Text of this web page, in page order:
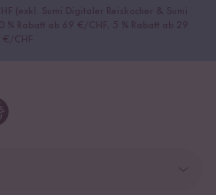
(exkl. Sumi Digitaler Reiskocher & Sumi
% Rabatt ab 69 €/CHF, 5 % Rabatt ab 29
€/CHF